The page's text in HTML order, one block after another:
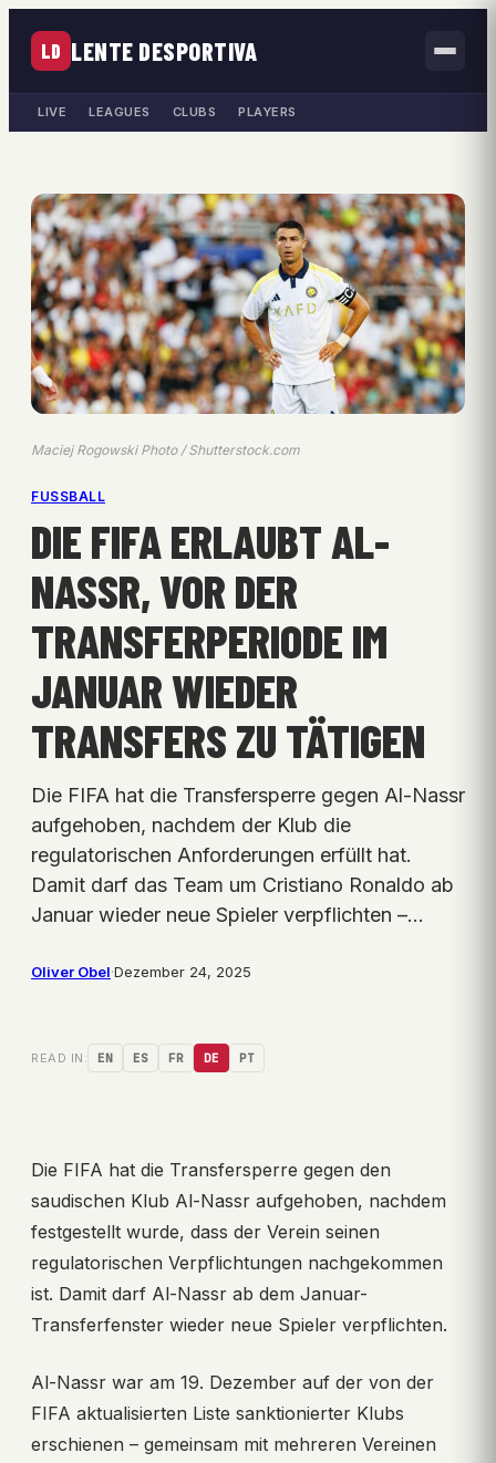
LD LENTE DESPORTIVA
LIVE LEAGUES CLUBS PLAYERS
Maciej Rogowski Photo / Shutterstock.com
FUSSBALL
DIE FIFA ERLAUBT AL-
NASSR, VOR DER
TRANSFERPERIODE IM
JANUAR WIEDER
TRANSFERS ZU TÄTIGEN
Die FIFA hat die Transfersperre gegen Al-Nassr
aufgehoben, nachdem der Klub die
regulatorischen Anforderungen erfüllt hat.
Damit darf das Team um Cristiano Ronaldo ab
Januar wieder neue Spieler verpflichten –…
Oliver Obel·Dezember 24, 2025
READ IN: EN ES FR DE PT
Die FIFA hat die Transfersperre gegen den
saudischen Klub Al-Nassr aufgehoben, nachdem
festgestellt wurde, dass der Verein seinen
regulatorischen Verpflichtungen nachgekommen
ist. Damit darf Al-Nassr ab dem Januar-
Transferfenster wieder neue Spieler verpflichten.
Al-Nassr war am 19. Dezember auf der von der
FIFA aktualisierten Liste sanktionierter Klubs
erschienen – gemeinsam mit mehreren Vereinen